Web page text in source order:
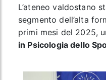
L’ateneo valdostano
segmento dell’alta
primi mesi del 2025,
in Psicologia dello